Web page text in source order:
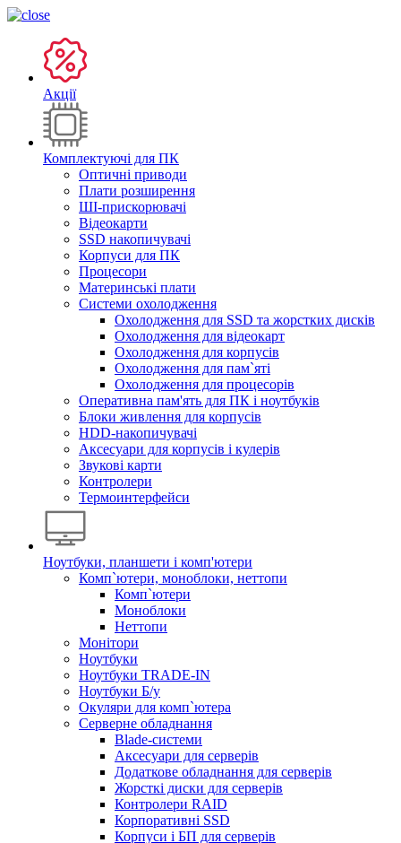
Акції
Комплектуючі для ПК
Оптичні приводи
Плати розширення
ШІ-прискорювачі
Відеокарти
SSD накопичувачі
Корпуси для ПК
Процесори
Материнські плати
Системи охолодження
Охолодження для SSD та жорстких дисків
Охолодження для відеокарт
Охолодження для корпусів
Охолодження для пам`яті
Охолодження для процесорів
Оперативна пам'ять для ПК і ноутбуків
Блоки живлення для корпусів
HDD-накопичувачі
Аксесуари для корпусів і кулерів
Звукові карти
Контролери
Термоинтерфейси
Ноутбуки, планшети і комп'ютери
Комп`ютери, моноблоки, неттопи
Комп`ютери
Моноблоки
Неттопи
Монітори
Ноутбуки
Ноутбуки TRADE-IN
Ноутбуки Б/у
Окуляри для комп`ютера
Серверне обладнання
Blade-системи
Аксесуари для серверів
Додаткове обладнання для серверів
Жорсткі диски для серверів
Контролери RAID
Корпоративні SSD
Корпуси і БП для серверів